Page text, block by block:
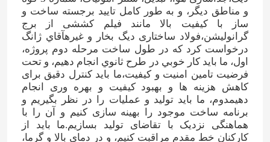
پیام بگذارید
ما به زودی با شما تماس خواهیم گرفت
و مناطق دیگر، و به طور کامل تایید برجسته ساخت و
ساز با کیفیت بالا مانند فیلم کششی از برج
گرانولیشن،فولاد ساختاری دیگ بخار و غیرهآقاي ژانگ
درخواست کرد که در طول ساخت مرحله دوم پروژه،
اول، ما بايد کار خوبي در طرح ثانوي انجام دهيم، و تحت
فرضيت تامين امنيت و کيفيت،ما باید کنترل دقیق برای
کاهش هزینه ها و بهبود کیفیت و بهره وری انجام
دهیمدوم، ما باید تولید و عملیات را در نظر بگیریم و
برنامه ساخت موجود را بهینه سازی کنیم و آن را با
هماهنگی نزدیک با تقاضای تولید بسازیم.ما بايد از
کارکنان خط مقدم مراقبت کنيم، و در دمای بالا و گرما،